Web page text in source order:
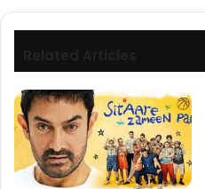
श्री
संजीव
पदाधिकारियों
ने
समत्व